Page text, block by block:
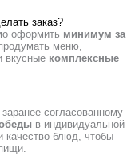
заказ?
оформить минимум за
меню,
вкусные комплексные
согласованному
в индивидуальной
качество блюд, чтобы